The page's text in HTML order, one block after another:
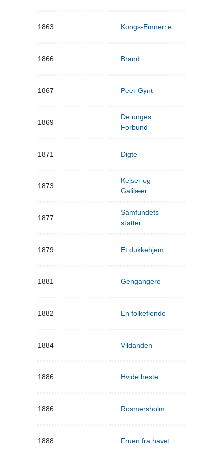
1863 Kongs-Emnerne
1866 Brand
1867 Peer Gynt
1869
De unges
Forbund
1871 Digte
1873
Kejser og
Galilæer
1877
Samfundets
støtter
1879 Et dukkehjem
1881 Gengangere
1882 En folkefiende
1884 Vildanden
1886 Hvide heste
1886 Rosmersholm
1888 Fruen fra havet